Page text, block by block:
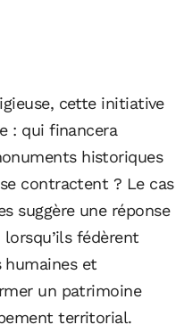
cette initiative
: qui financera
historiques
contractent ? Le cas
suggère une réponse
fédèrent
humaines et
un patrimoine
territorial.